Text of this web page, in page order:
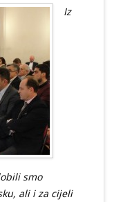
Iz
smo
ali i za cijeli